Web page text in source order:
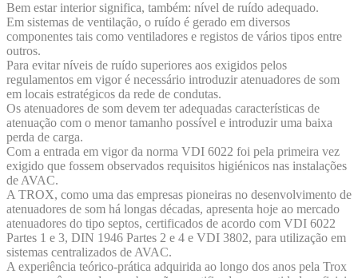
Bem estar interior significa, também: nível de ruído adequado.
Em sistemas de ventilação, o ruído é gerado em diversos
componentes tais como ventiladores e registos de vários tipos entre
outros.
Para evitar níveis de ruído superiores aos exigidos pelos
regulamentos em vigor é necessário introduzir atenuadores de som
em locais estratégicos da rede de condutas.
Os atenuadores de som devem ter adequadas características de
atenuação com o menor tamanho possível e introduzir uma baixa
perda de carga.
Com a entrada em vigor da norma VDI 6022 foi pela primeira vez
exigido que fossem observados requisitos higiénicos nas instalações
de AVAC.
A TROX, como uma das empresas pioneiras no desenvolvimento de
atenuadores de som há longas décadas, apresenta hoje ao mercado
atenuadores do tipo septos, certificados de acordo com VDI 6022
Partes 1 e 3, DIN 1946 Partes 2 e 4 e VDI 3802, para utilização em
sistemas centralizados de AVAC.
A experiência teórico-prática adquirida ao longo dos anos pela Trox